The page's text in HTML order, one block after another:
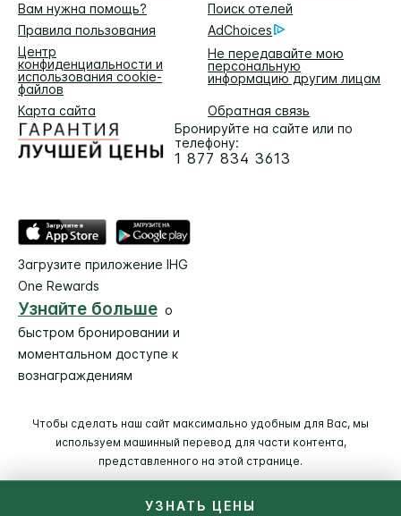
УЗНАТЬ ЦЕНЫ
Вам нужна помощь?
Поиск отелей
Правила пользования
AdChoices
Центр
конфиденциальности и
использования cookie-
файлов
Не передавайте мою
персональную
информацию другим лицам
Карта сайта
Обратная связь
Бронируйте на сайте или по
телефону:
1 877 834 3613
Загрузите приложение IHG
One Rewards
Узнайте больше о
быстром бронировании и
моментальном доступе к
вознаграждениям
Чтобы сделать наш сайт максимально удобным для Вас, мы
используем машинный перевод для части контента,
представленного на этой странице.
© 2026 IHG. Все права сохранены (зам. Защищены).